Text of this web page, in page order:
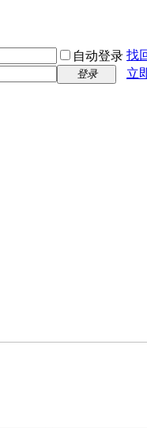
自动登录 找
登录
立